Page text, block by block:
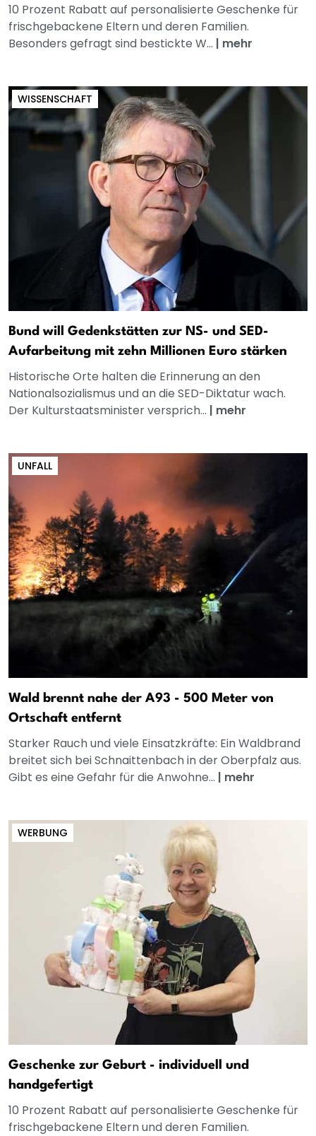
10 Prozent Rabatt auf personalisierte Geschenke für
frischgebackene Eltern und deren Familien.
Besonders gefragt sind bestickte W... | mehr
WISSENSCHAFT
Bund will Gedenkstätten zur NS- und SED-
Aufarbeitung mit zehn Millionen Euro stärken
Historische Orte halten die Erinnerung an den
Nationalsozialismus und an die SED-Diktatur wach.
Der Kulturstaatsminister versprich... | mehr
UNFALL
Wald brennt nahe der A93 - 500 Meter von
Ortschaft entfernt
Starker Rauch und viele Einsatzkräfte: Ein Waldbrand
breitet sich bei Schnaittenbach in der Oberpfalz aus.
Gibt es eine Gefahr für die Anwohne... | mehr
WERBUNG
Geschenke zur Geburt - individuell und
handgefertigt
10 Prozent Rabatt auf personalisierte Geschenke für
frischgebackene Eltern und deren Familien.